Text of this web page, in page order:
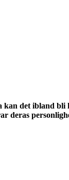
det ibland bli
deras